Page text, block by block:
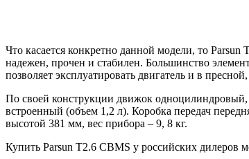
Что касается конкретно данной модели, то
надежен, прочен и стабилен. Большинство
позволяет эксплуатировать двигатель и в
По своей конструкции движок одноцилиндровый,
встроенный (объем 1,2 л). Коробка передач
высотой 381 мм, вес прибора – 9, 8 кг.
Купить Parsun T2.6 CBMS у российских дилеров